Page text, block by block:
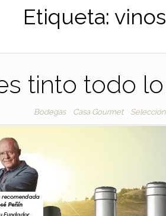
Etiqueta:
tinto todo
Bodegas Casa Gourmet